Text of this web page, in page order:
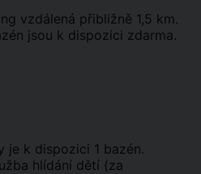
vzdálená přibližně 1,5 km.
jsou k dispozici zdarma.
je k dispozici 1 bazén.
hlídání dětí (za